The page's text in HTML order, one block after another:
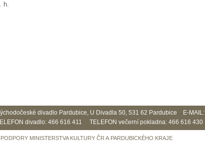
h.
divadlo Pardubice, U Divadla 50, 531 62 Pardubice E-MAIL:
divadlo: 466 616 411 TELEFON večerní pokladna: 466 616 430
MINISTERSTVA KULTURY ČR A PARDUBICKÉHO KRAJE